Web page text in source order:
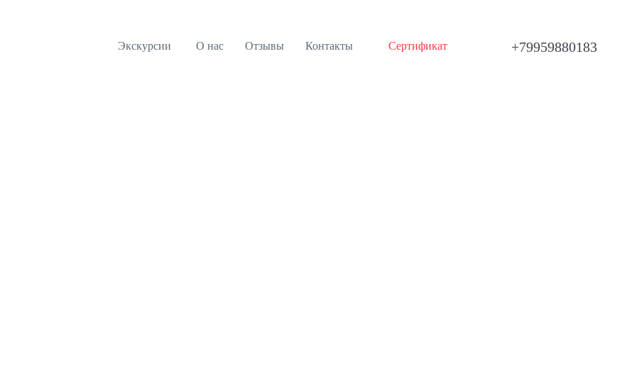
Экскурсии О нас Отзывы Контакты Сертификат +79959880183